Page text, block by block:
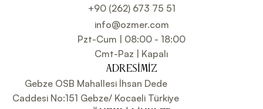
+90 (262) 673 75 51
info@ozmer.com
Pzt-Cum | 08:00 - 18:00
Cmt-Paz | Kapalı
ADRESIMIZ
Gebze OSB Mahallesi İhsan Dede
Caddesi No:151 Gebze/ Kocaeli Türkiye